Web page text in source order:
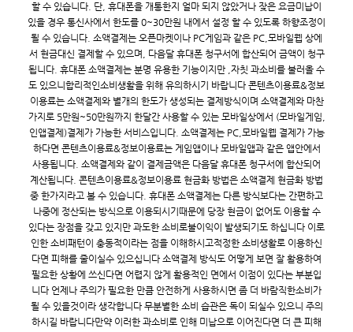
할 수 있습니다. 단, 휴대폰을 개통한지 얼마 되지 않았거나 잦은 요금미납이
있을 경우 통신사에서 한도를 0~30만원 내에서 설정 할 수 있도록 하향조정이
될 수 있습니다. 소액결제는 오픈마켓이나 PC게임과 같은 PC,모바일웹 상에
서 현금대신 결제할 수 있으며, 다음달 휴대폰 청구서에 합산되어 금액이 청구
됩니다. 휴대폰 소액결제는 분명 유용한 기능이지만 ,자칫 과소비를 불러올 수
도 있으니합리적인소비생활을 위해 유의하시기 바랍니다 콘텐츠이용료&정보
이용료는 소액결제와 별개의 한도가 생성되는 결제방식이며 소액결제와 마찬
가지로 5만원~50만원까지 한달간 사용할 수 있는 모바일상에서 (모바일게임,
인앱결제)결제가 가능한 서비스입니다. 소액결제는 PC,모바일웹 결제가 가능
하다면 콘텐츠이용료&정보이용료는 게임앱이나 모바일앱과 같은 앱안에서
사용됩니다. 소액결제와 같이 결제금액은 다음달 휴대폰 청구서에 합산되어
계산됩니다. 콘텐츠이용료&정보이용료 현금화 방법은 소액결제 현금화 방법
중 한가지라고 볼 수 있습니다. 휴대폰 소액결제는 다른 방식보다는 간편하고
나중에 정산되는 방식으로 이용되시기때문에 당장 현금이 없어도 이용할 수
있다는 장점을 갖고 있지만 과도한 소비로불이익이 발생되기도 하십니다 이로
인한 소비패턴이 충동적이라는 점을 이해하시고적정한 소비생활로 이용하신
다면 피해를 줄이실수 있으십니다 소액결제 방식도 어떻게 보면 잘 활용하여
필요한 상황에 쓰신다면 어렵지 않게 활용적인 면에서 이점이 있다는 부분입
니다 언제나 주의가 필요한 만큼 안전하게 사용하시면 좀 더 바람직한소비가
될 수 있을것이라 생각합니다 무분별한 소비 습관은 독이 되실수 있으니 주의
하시길 바랍니다만약 이러한 과소비로 인해 미납으로 이어진다면 더 큰 피해